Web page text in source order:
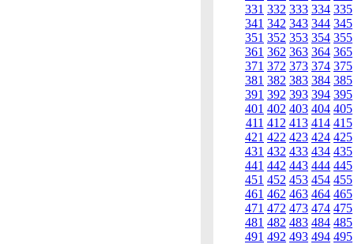
331 332 333 334 335
341 342 343 344 345
351 352 353 354 355
361 362 363 364 365
371 372 373 374 375
381 382 383 384 385
391 392 393 394 395
401 402 403 404 405
411 412 413 414 415
421 422 423 424 425
431 432 433 434 435
441 442 443 444 445
451 452 453 454 455
461 462 463 464 465
471 472 473 474 475
481 482 483 484 485
491 492 493 494 495